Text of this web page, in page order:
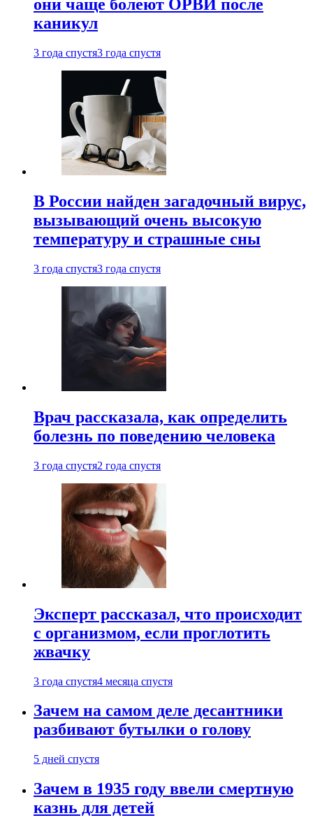
они чаще болеют ОРВИ после
каникул
3 года спустя3 года спустя
В России найден загадочный вирус,
вызывающий очень высокую
температуру и страшные сны
3 года спустя3 года спустя
Врач рассказала, как определить
болезнь по поведению человека
3 года спустя2 года спустя
Эксперт рассказал, что происходит
с организмом, если проглотить
жвачку
3 года спустя4 месяца спустя
Зачем на самом деле десантники
разбивают бутылки о голову
5 дней спустя
Зачем в 1935 году ввели смертную
казнь для детей